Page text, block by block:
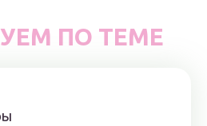
ПО ТЕМЕ